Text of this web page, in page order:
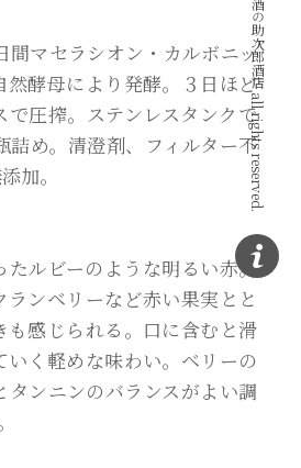
マセラシオン・カルボニッ
酵母により発酵。３日ほど
圧搾。ステンレスタンクで
め。清澄剤、フィルター不
加。
ルビーのような明るい赤。
ンベリーなど赤い果実とと
感じられる。口に含むと滑
く軽めな味わい。ベリーの
ンニンのバランスがよい調